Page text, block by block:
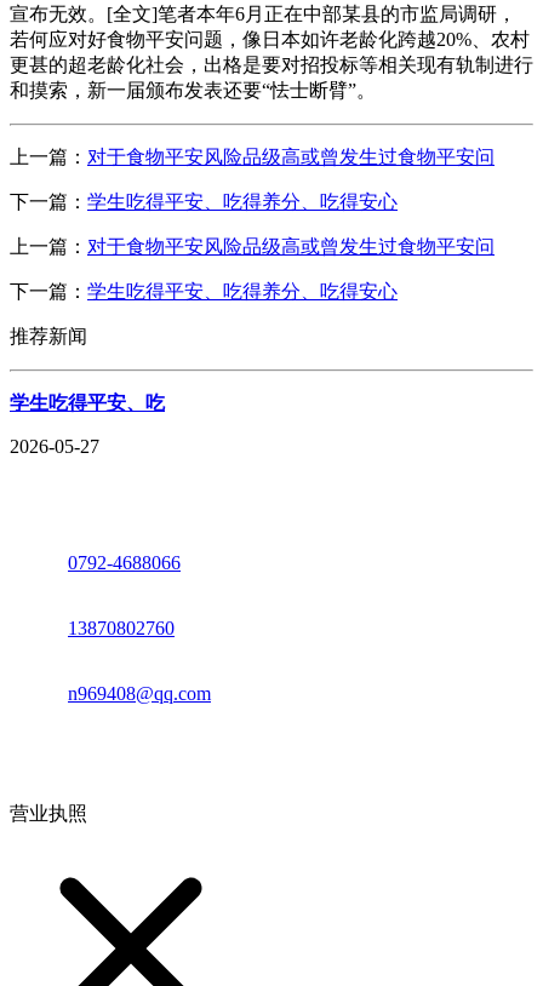
宣布无效。[全文]笔者本年6月正在中部某县的市监局调研，
若何应对好食物平安问题，像日本如许老龄化跨越20%、农村
更甚的超老龄化社会，出格是要对招投标等相关现有轨制进行
和摸索，新一届颁布发表还要“怯士断臂”。
上一篇： 对于食物平安风险品级高或曾发生过食物平安问
下一篇： 学生吃得平安、吃得养分、吃得安心
上一篇： 对于食物平安风险品级高或曾发生过食物平安问
下一篇： 学生吃得平安、吃得养分、吃得安心
推荐新闻
学生吃得平安、吃
2026-05-27
0792-4688066
13870802760
n969408@qq.com
营业执照